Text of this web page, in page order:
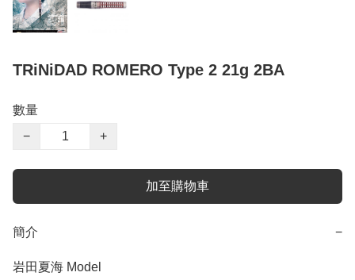
TRiNiDAD ROMERO Type 2 21g 2BA
數量
−
+
加至購物車
簡介 −
岩田夏海 Model